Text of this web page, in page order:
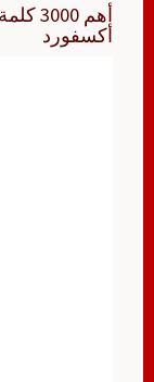
أهم
أكسفورد